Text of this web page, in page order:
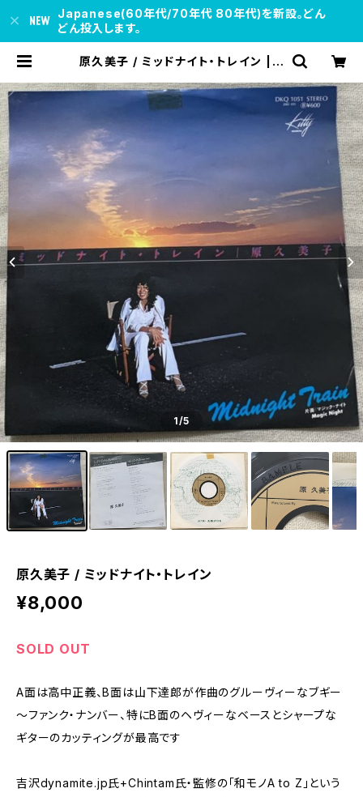
Japanese(60年代/70年代 80年代)を新設。どん
どん投入します。
原久美子 / ミッドナイト・トレイン | s
1/5
原久美子 / ミッドナイト・トレイン
¥8,000
SOLD OUT
A面は高中正義、B面は山下達郎が作曲のグルーヴィーなブギー
～ファンク・ナンバー、特にB面のヘヴィーなベースとシャープな
ギターのカッティングが最高です
吉沢dynamite.jp氏+Chintam氏・監修の｢和モノA to Z｣という